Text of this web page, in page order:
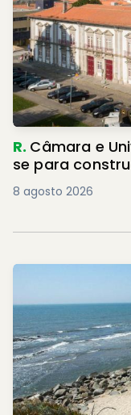
R. Câmara e
se para
8 agosto 2026